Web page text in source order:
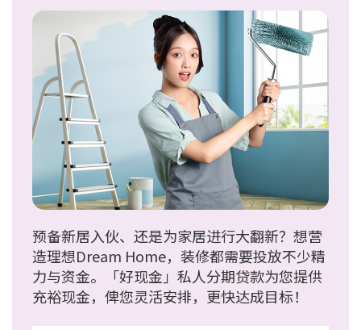
预备新居入伙、还是为家居进行大翻新？想营
造理想Dream Home，装修都需要投放不少精
力与资金。「好现金」私人分期贷款为您提供
充裕现金，俾您灵活安排，更快达成目标！